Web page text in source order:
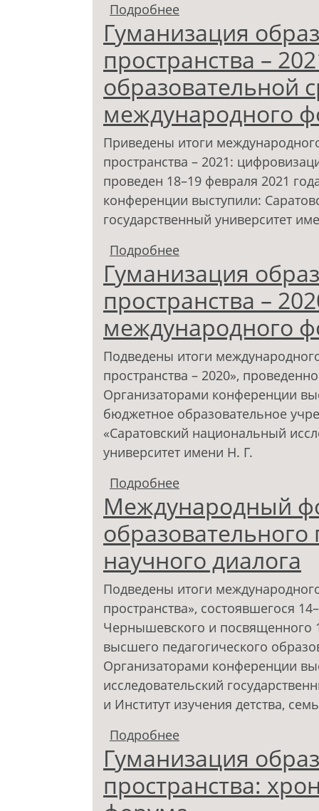
Подробнее
образовательного
аналитический обзор
Гуманизация
пространства –
образовательной
международного
Приведены итоги
пространства – 2021:
проведен 18–19 февраля 2021
конференции выступили:
государственный университет
Подробнее
цифровизация
форума)
Гуманизация
пространства –
международного
Подведены итоги
пространства – 2020»,
Организаторами конференции
бюджетное образовательное
«Саратовский национальный
университет имени Н. Г.
Подробнее
международного
Международный
образовательного
научного диалога
Подведены итоги
пространства», состоявшегося
Чернышевского и посвященного
высшего педагогического
Организаторами конференции
исследовательский
и Институт изучения детства,
Подробнее
пространства»:
Гуманизация
пространства: